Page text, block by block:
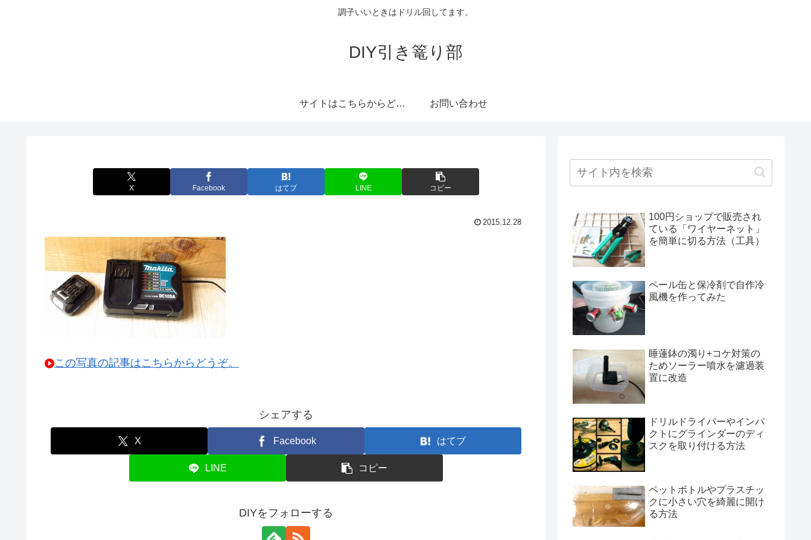
調子いいときはドリル回してます。
DIY引き篭り部
サイトはこちらからどうぞ お問い合わせ
X Facebook はてブ LINE コピー
2015.12.28
この写真の記事はこちらからどうぞ。
シェアする
X Facebook はてブ
LINE コピー
DIYをフォローする
100円ショップで販売され
ている「ワイヤーネット」
を簡単に切る方法（工具）
ペール缶と保冷剤で自作冷
風機を作ってみた
睡蓮鉢の濁り+コケ対策の
ためソーラー噴水を濾過装
置に改造
ドリルドライバーやインパ
クトにグラインダーのディ
スクを取り付ける方法
ペットボトルやプラスチッ
クに小さい穴を綺麗に開け
る方法